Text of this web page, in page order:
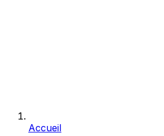
Accueil